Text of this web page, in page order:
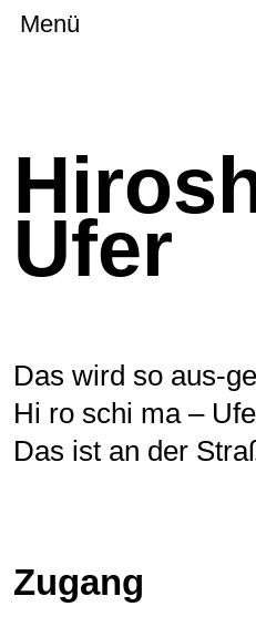
Menü
Ufer
Das wird so aus-
Hi ro schi ma –
Das ist an der
Zugang